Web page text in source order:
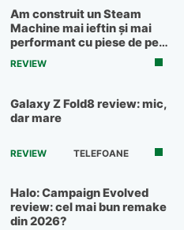
Am construit un Steam
Machine mai ieftin și mai
performant cu piese de pe
OLX
REVIEW
Galaxy Z Fold8 review: mic,
dar mare
REVIEW TELEFOANE
Halo: Campaign Evolved
review: cel mai bun remake
din 2026?